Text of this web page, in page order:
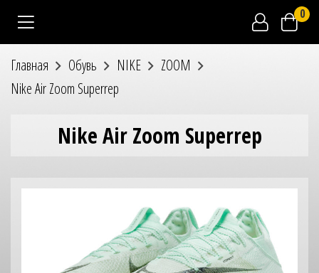
0
Главная Обувь NIKE
ZOOM
Nike Air Zoom Superrep
Nike Air Zoom Superrep